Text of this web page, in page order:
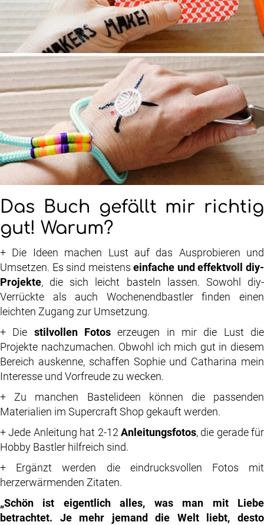
Das Buch gefällt mir richtig
gut! Warum?
+ Die Ideen machen Lust auf das Ausprobieren und
Umsetzen. Es sind meistens einfache und effektvoll diy-
Projekte, die sich leicht basteln lassen. Sowohl diy-
Verrückte als auch Wochenendbastler finden einen
leichten Zugang zur Umsetzung.
+ Die stilvollen Fotos erzeugen in mir die Lust die
Projekte nachzumachen. Obwohl ich mich gut in diesem
Bereich auskenne, schaffen Sophie und Catharina mein
Interesse und Vorfreude zu wecken.
+ Zu manchen Bastelideen können die passenden
Materialien im Supercraft Shop gekauft werden.
+ Jede Anleitung hat 2-12 Anleitungsfotos, die gerade für
Hobby Bastler hilfreich sind.
+ Ergänzt werden die eindrucksvollen Fotos mit
herzerwärmenden Zitaten.
„Schön ist eigentlich alles, was man mit Liebe
betrachtet. Je mehr jemand die Welt liebt, desto